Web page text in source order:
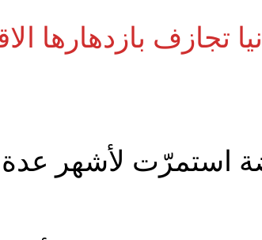
تجازف بازدهارها
استمرّت لأشهر عدة